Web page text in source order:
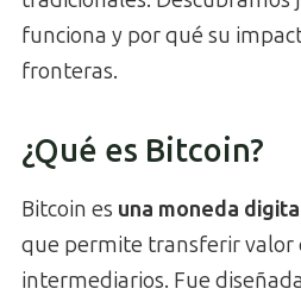
funciona y por qué su
fronteras.
¿Qué es Bitcoin?
Bitcoin es una moneda
que permite transferir valor
intermediarios. Fue